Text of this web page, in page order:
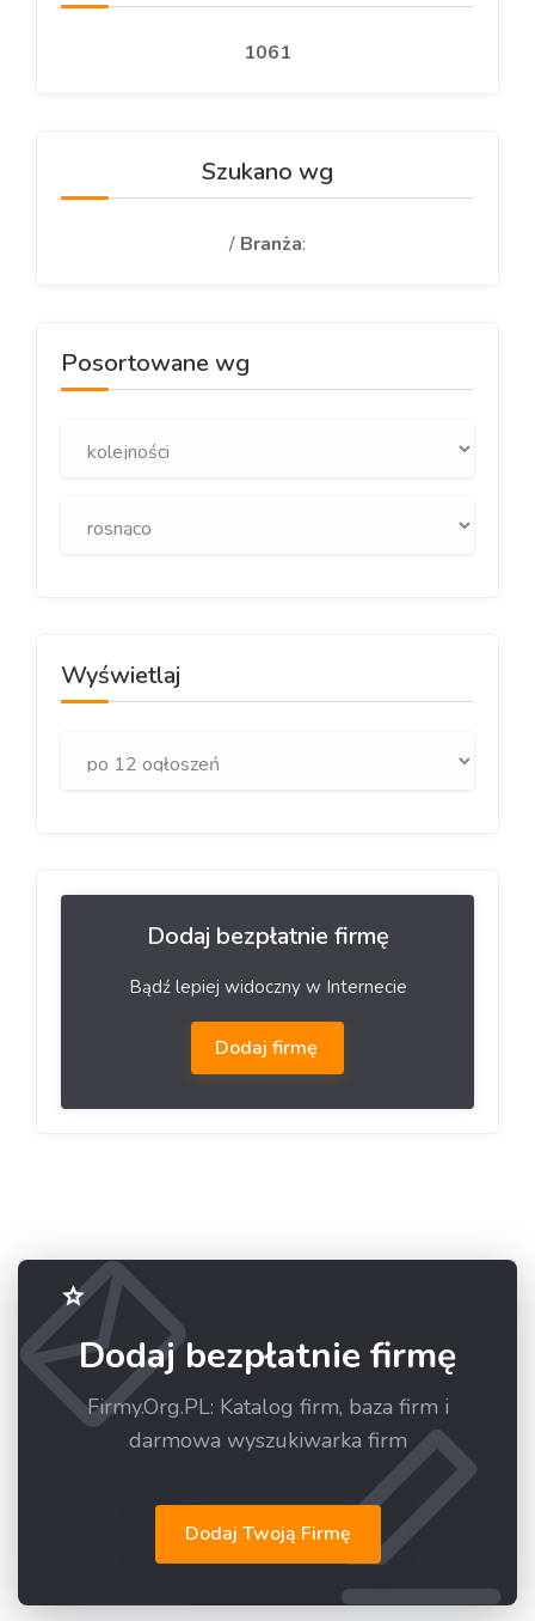
1061
Szukano wg
/ Branża:
Posortowane wg
Wyświetlaj
Dodaj bezpłatnie firmę
Bądź lepiej widoczny w Internecie
Dodaj firmę
Dodaj bezpłatnie firmę
Firmy.Org.PL: Katalog firm, baza firm i
darmowa wyszukiwarka firm
Dodaj Twoją Firmę